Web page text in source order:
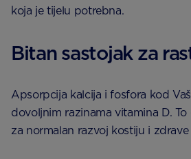
koja je tijelu potrebna.
Bitan sastojak za
Apsorpcija kalcija i fosfora kod
dovoljnim razinama vitamina D.
za normalan razvoj kostiju i